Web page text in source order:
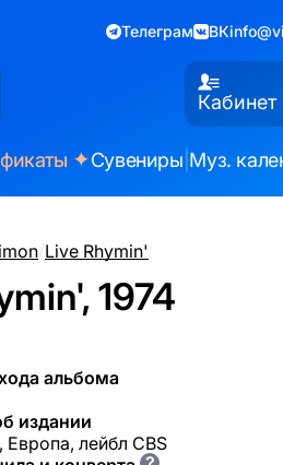
Телеграм ВК
Кабинет
✦Сувениры Муз.
/Live Rhymin'
1974
альбома
издании
Европа, лейбл CBS